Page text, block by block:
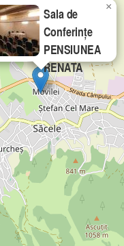
Sala de
Conferințe
PENSIUNEA
RENATA
×